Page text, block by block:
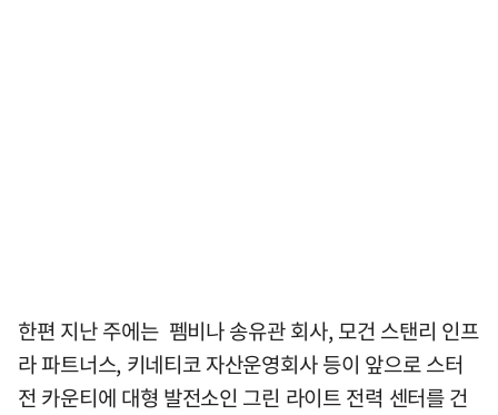
한편 지난 주에는 펨비나 송유관 회사, 모건 스탠리 인프
라 파트너스, 키네티코 자산운영회사 등이 앞으로 스터
전 카운티에 대형 발전소인 그린 라이트 전력 센터를 건